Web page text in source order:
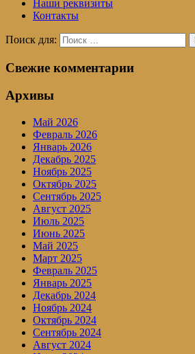
Наши реквизиты
Контакты
Поиск для:
Свежие комментарии
Архивы
Май 2026
Февраль 2026
Январь 2026
Декабрь 2025
Ноябрь 2025
Октябрь 2025
Сентябрь 2025
Август 2025
Июль 2025
Июнь 2025
Май 2025
Март 2025
Февраль 2025
Январь 2025
Декабрь 2024
Ноябрь 2024
Октябрь 2024
Сентябрь 2024
Август 2024